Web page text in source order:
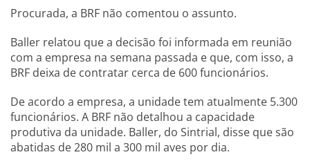
Procurada, a BRF não comentou o assunto.
Baller relatou que a decisão foi informada em reunião
com a empresa na semana passada e que, com isso, a
BRF deixa de contratar cerca de 600 funcionários.
De acordo a empresa, a unidade tem atualmente 5.300
funcionários. A BRF não detalhou a capacidade
produtiva da unidade. Baller, do Sintrial, disse que são
abatidas de 280 mil a 300 mil aves por dia.